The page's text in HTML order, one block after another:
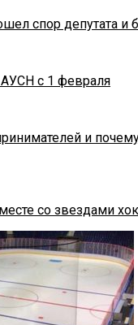
спор депутата
АУСН с 1 февраля
и
со звездами